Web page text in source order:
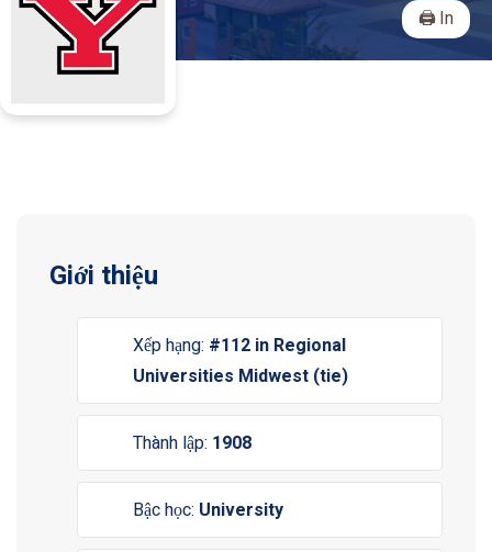
In
Giới thiệu
Xếp hạng: #112 in Regional
Universities Midwest (tie)
Thành lập: 1908
Bậc học: University